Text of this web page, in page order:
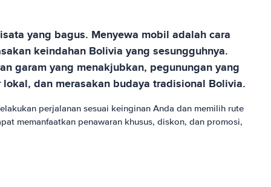
yang bagus. Menyewa mobil adalah cara
keindahan Bolivia yang sesungguhnya.
garam yang menakjubkan, pegunungan yang
dan merasakan budaya tradisional Bolivia.
perjalanan sesuai keinginan Anda dan memilih rute
memanfaatkan penawaran khusus, diskon, dan promosi,